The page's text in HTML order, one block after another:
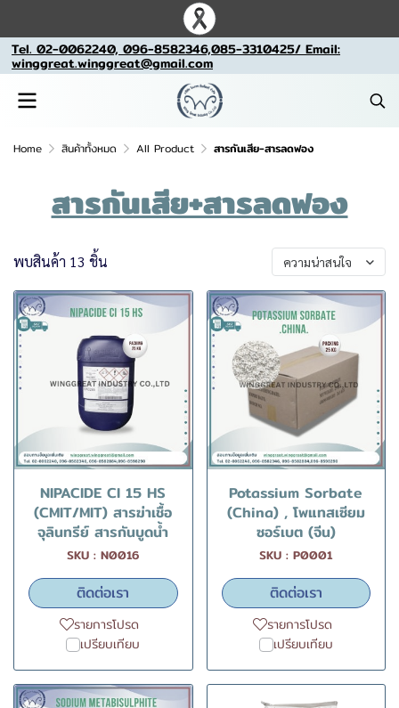
Tel. 02-0062240, 096-8582346,085-3310425/ Email:
winggreat.winggreat@gmail.com
Home สินค้าทั้งหมด All Product สารกันเสีย-สารลดฟอง
สารกันเสีย+สารลดฟอง
พบสินค้า 13 ชิ้น ความน่าสนใจ
NIPACIDE CI 15 HS
(CMIT/MIT) สารฆ่าเชื้อ
จุลินทรีย์ สารกันบูดน้ำ
SKU : N0016
ติดต่อเรา
รายการโปรด
เปรียบเทียบ
Potassium Sorbate
(China) , โพแทสเซียม
ซอร์เบต (จีน)
SKU : P0001
ติดต่อเรา
รายการโปรด
เปรียบเทียบ